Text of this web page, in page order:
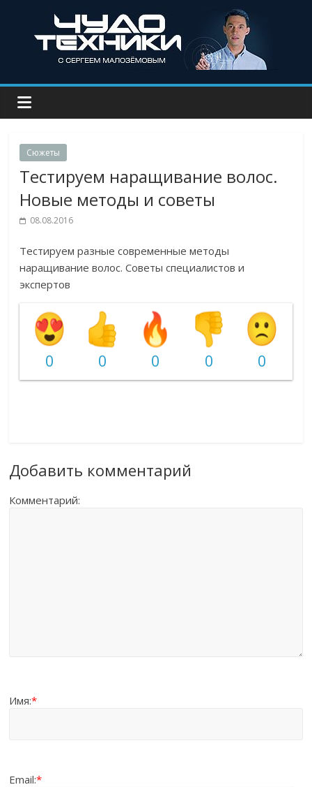
Сюжеты
Тестируем наращивание волос.
Новые методы и советы
08.08.2016
Тестируем разные современные методы
наращивание волос. Советы специалистов и
экспертов
0 0 0 0 0
Добавить комментарий
Комментарий:
Имя:*
Email:*